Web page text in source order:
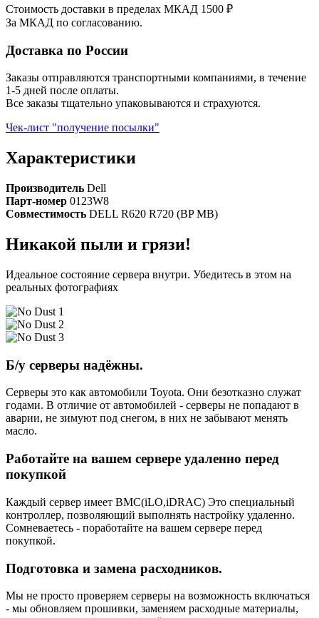
Стоимость доставки в пределах МКАД 1500 ₽
За МКАД по согласованию.
Доставка по России
Заказы отправляются транспортными компаниями, в течение
1-5 дней после оплаты.
Все заказы тщательно упаковываются и страхуются.
Чек-лист "получение посылки"
Характеристики
Производитель Dell
Парт-номер 0123W8
Совместимость DELL R620 R720 (BP MB)
Никакой пыли и грязи!
Идеальное состояние сервера внутри. Убедитесь в этом на
реальных фотографиях
Б/у серверы надёжны.
Серверы это как автомобили Toyota. Они безотказно служат
годами. В отличие от автомобилей - серверы не попадают в
аварии, не зимуют под снегом, в них не забывают менять
масло.
Работайте на вашем сервере удаленно перед
покупкой
Каждый сервер имеет BMC(iLO,iDRAC) Это специальный
контроллер, позволяющий выполнять настройку удаленно.
Сомневаетесь - поработайте на вашем сервере перед
покупкой.
Подготовка и замена расходников.
Мы не просто проверяем серверы на возможность включаться
- мы обновляем прошивки, заменяем расходные материалы,